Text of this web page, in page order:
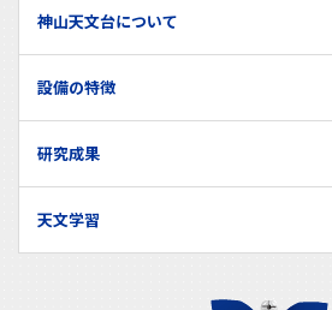
神山天文台について
設備の特徴
研究成果
天文学習